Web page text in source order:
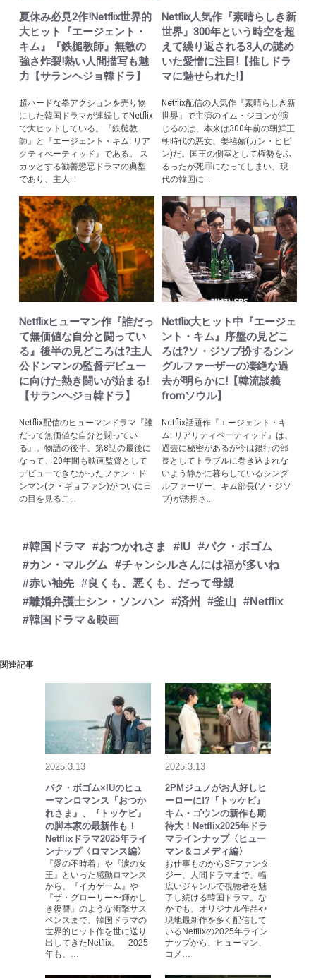
夏休み必見2作!Netflix世界的
大ヒット『エージェント・
キム』『鉄槌教師』無敵の
強さ炸裂!熱い人間描写も魅
力【サランヘジョ韓ドラ】
超ハードな拳アクションを売り物
にした韓国ドラマが連続してNetflix
で大ヒットしている。『鉄槌教
師』と『エージェント・キム: リア
クティべーティッド』である。 ス
カッとする勧善懲悪ドラマの典型
であり、主人...
Netflix人気作『素晴らしき新
世界』300年という時空を超
えて繰り返される3人の謎め
いた愛憎に注目!【推しドラ
マに魅せられた!】
Netflix配信の人気作『素晴らしき新
世界』で主演のイム・ジヨンが演
じるのは、本来は300年前の朝鮮王
朝時代の悪女、姜禧嬪(カン・ヒビ
ン)だ。国王の側室として権勢をふ
るったが死罪になってしまい、現
代の韓国に...
Netflixヒューマン作『誰だっ
て無価値な自分と闘ってい
る』後半の見どころは?主人
公ドンマンの監督デビュー
に向けた熱き闘いが始まる!
【サランヘジョ韓ドラ】
Netflix配信のヒューマンドラマ『誰
だって無価値な自分と闘ってい
る』。物語の後半、第8話の最後に
なって、20年間も映画監督として
デビューできなかったファン・ド
ンマン(ク・ギョファン)がついに日
の目を見るこ...
Netflix大ヒット中『エージェ
ント・キム』序盤の見どこ
ろは?ソ・ジソブ扮するシン
グルファーザーの凄絶な過
去が明らかに!【韓流談義
fromソウル】
Netflix話題作『エージェント・キ
ム: リアリティペーティッド』は、
過去に秘密があるが今は銀行の部
長としてトラブルに巻き込まれな
いよう静かに暮らしているシング
ルファーザー、キム部長(ソ・ジソ
ブ)が誘拐さ...
#韓国ドラマ #おつかれさま #IU
#パク・ボゴム
#カン・マルグム
#チャンシルさんには福が多いね
#赤い袖先 #良くも、悪くも、だって母親
#離婚弁護士シン・ソンハン #済州 #釜山
#Netflix
#韓国ドラマ＆映画
関連記事
2025.3.13
パク・ボゴム×IUのヒュ
ーマンロマンス『おつか
れさま』、『トッケビ』
の脚本家の最新作も！
Netflixドラマ2025年ライ
ンナップ〈ロマンス編〉
『愛の不時着』や『涙の女
王』といった感動ロマンス
から、『イカゲーム』や
『ザ・グローリー〜輝かし
き復讐』のような衝撃サス
ペンスまで、韓国ドラマの
世界的ヒット作を世に送り
出してきたNetflix。 2025
年も、…
2025.3.13
2PMジュノがお人好しヒ
ーローに!?『トッケビ』
キム・ゴウンの新作も期
待大！Netflix2025年ドラ
マラインナップ〈ヒュー
マン＆コメディ編〉
お仕事ものからSFファンタ
ジー、人間ドラマまで、幅
広いジャンルで視聴者を魅
了し続ける韓国ドラマ。な
かでも、オリジナル作品や
現地最新作を多く配信して
いるNetflixの2025年ライン
ナップから、ヒューマン、
コメ…